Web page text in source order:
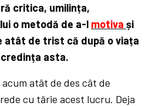
critica, umilința,
o metodă de a-l motiva și
atât de trist că după o viața
asta.
atât de des cât de
cu tărie acest lucru. Deja